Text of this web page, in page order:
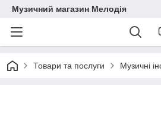
Музичний магазин Мелодія
Товари та послуги Музичні